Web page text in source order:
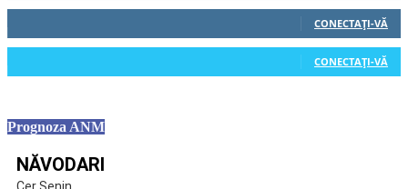
CONECTAȚI-VĂ
CONECTAȚI-VĂ
Prognoza ANM
NĂVODARI